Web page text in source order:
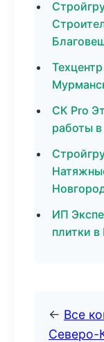
СК Pro
работы
ИП
плитки
← Все
Северо-